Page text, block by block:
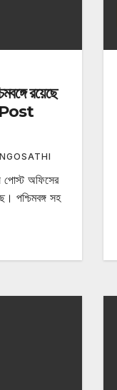
রয়েছে
Post
অফিসের
পশ্চিমবঙ্গ সহ